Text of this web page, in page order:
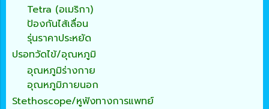
Tetra (อเมริกา)
ป้องกันไส้เลื่อน
รุ่นราคาประหยัด
ปรอทวัดไข้/อุณหภูมิ
อุณหภูมิร่างกาย
อุณหภูมิภายนอก
Stethoscope/หูฟังทางการแพทย์